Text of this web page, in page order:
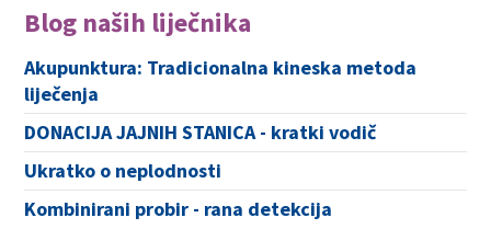
Blog naših liječnika
Akupunktura: Tradicionalna kineska metoda
liječenja
DONACIJA JAJNIH STANICA - kratki vodič
Ukratko o neplodnosti
Kombinirani probir - rana detekcija